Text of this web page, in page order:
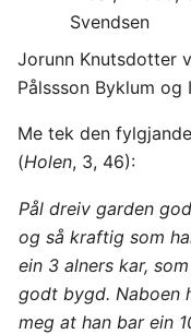
Svendsen
Jorunn Knutsdotter
Pålssson Byklum
Me tek den
(Holen, 3, 46):
Pål dreiv garden
og så kraftig som
ein 3 alners kar,
godt bygd. Naboen
meg at han bar ein